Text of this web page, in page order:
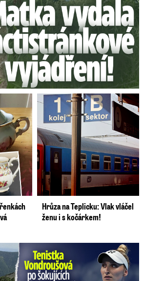
Hrůza na Teplicku: Vlak vláčel
ženu i s kočárkem!
odhaleních v kauze: Záhadný vzkaz!